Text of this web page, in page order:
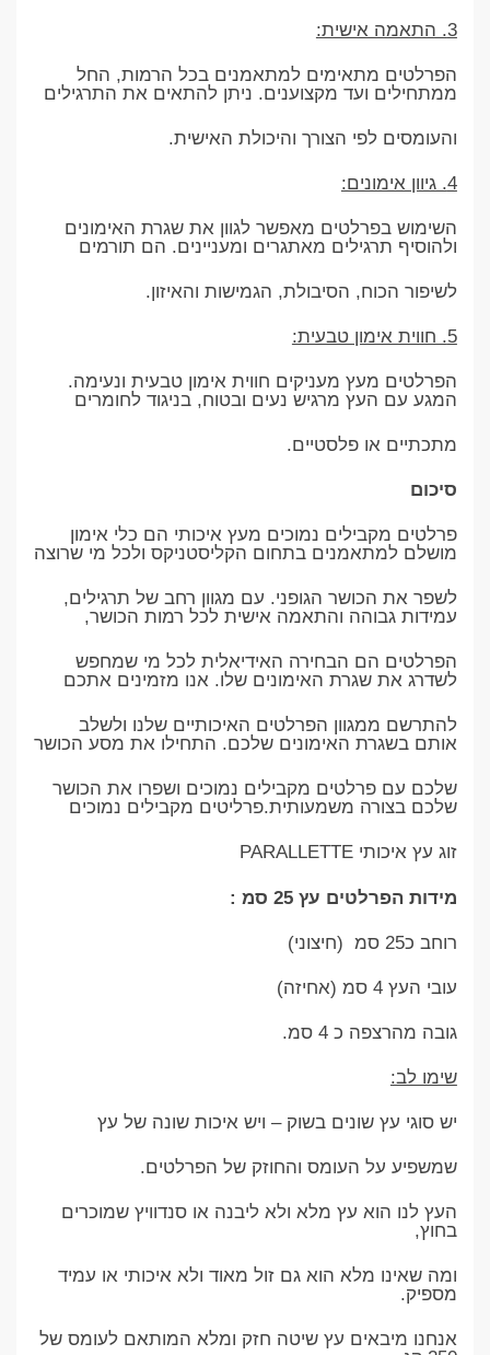
3. התאמה אישית:
הפרלטים מתאימים למתאמנים בכל הרמות, החל
ממתחילים ועד מקצוענים. ניתן להתאים את התרגילים
והעומסים לפי הצורך והיכולת האישית.
4. גיוון אימונים:
השימוש בפרלטים מאפשר לגוון את שגרת האימונים
ולהוסיף תרגילים מאתגרים ומעניינים. הם תורמים
לשיפור הכוח, הסיבולת, הגמישות והאיזון.
5. חווית אימון טבעית:
הפרלטים מעץ מעניקים חווית אימון טבעית ונעימה.
המגע עם העץ מרגיש נעים ובטוח, בניגוד לחומרים
מתכתיים או פלסטיים.
סיכום
פרלטים מקבילים נמוכים מעץ איכותי הם כלי אימון
מושלם למתאמנים בתחום הקליסטניקס ולכל מי שרוצה
לשפר את הכושר הגופני. עם מגוון רחב של תרגילים,
עמידות גבוהה והתאמה אישית לכל רמות הכושר,
הפרלטים הם הבחירה האידיאלית לכל מי שמחפש
לשדרג את שגרת האימונים שלו. אנו מזמינים אתכם
להתרשם ממגוון הפרלטים האיכותיים שלנו ולשלב
אותם בשגרת האימונים שלכם. התחילו את מסע הכושר
שלכם עם פרלטים מקבילים נמוכים ושפרו את הכושר
שלכם בצורה משמעותית.פרליטים מקבילים נמוכים
זוג עץ איכותי PARALLETTE
מידות הפרלטים עץ 25 סמ :
רוחב כ25 סמ (חיצוני)
עובי העץ 4 סמ (אחיזה)
גובה מהרצפה כ 4 סמ.
שימו לב:
יש סוגי עץ שונים בשוק – ויש איכות שונה של עץ
שמשפיע על העומס והחוזק של הפרלטים.
העץ לנו הוא עץ מלא ולא ליבנה או סנדוויץ שמוכרים
בחוץ,
ומה שאינו מלא הוא גם זול מאוד ולא איכותי או עמיד
מספיק.
אנחנו מיבאים עץ שיטה חזק ומלא המותאם לעומס של